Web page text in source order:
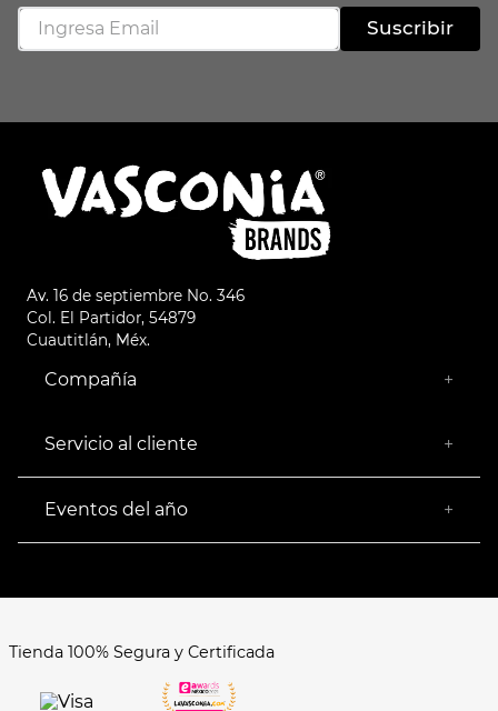
Suscribir
Av. 16 de septiembre No. 346
Col. El Partidor, 54879
Cuautitlán, Méx.
Compañía +
Empresa Socialmente Responsable
Servicio al cliente +
Facturación
Devoluciones
Formas de Pago
Eventos del año +
Buen Fin
Tienda 100% Segura y Certificada